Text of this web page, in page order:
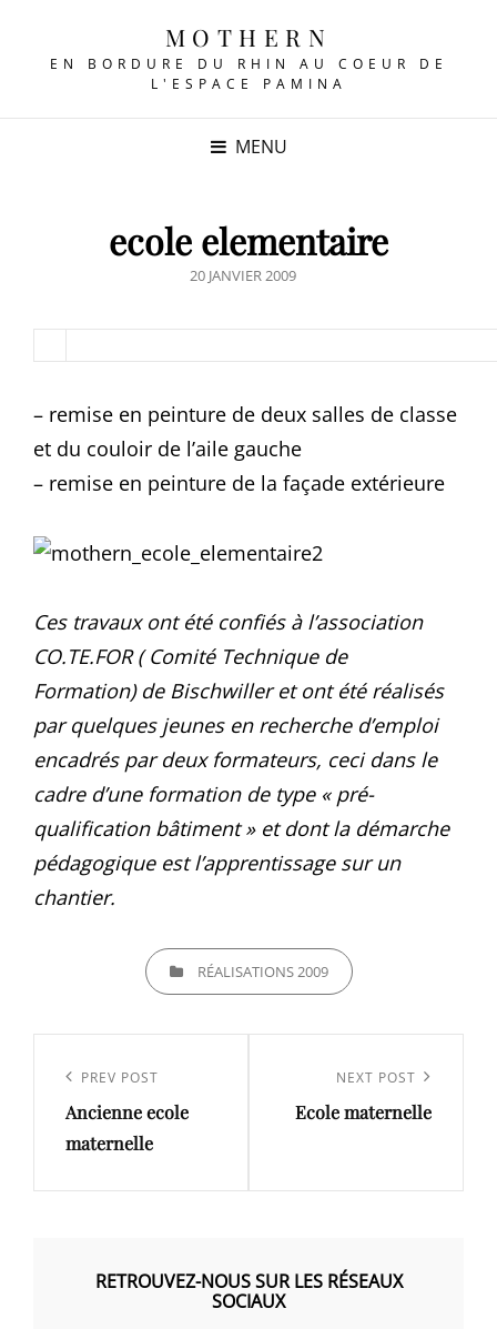
MOTHERN
EN BORDURE DU RHIN AU COEUR DE
L'ESPACE PAMINA
MENU
ecole elementaire
POSTED
20 JANVIER 2009
– remise en peinture de deux salles de classe
et du couloir de l’aile gauche
– remise en peinture de la façade extérieure
Ces travaux ont été confiés à l’association
CO.TE.FOR ( Comité Technique de
Formation) de Bischwiller et ont été réalisés
par quelques jeunes en recherche d’emploi
encadrés par deux formateurs, ceci dans le
cadre d’une formation de type « pré-
qualification bâtiment » et dont la démarche
pédagogique est l’apprentissage sur un
chantier.
CATEGORIESRÉALISATIONS 2009
l’article
Previous
Post
PREV POST
Ancienne ecole
maternelle
Post
NEXT POST
Ecole maternelle
RETROUVEZ-NOUS SUR LES RÉSEAUX
SOCIAUX